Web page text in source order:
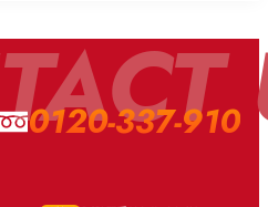
0120-337-910